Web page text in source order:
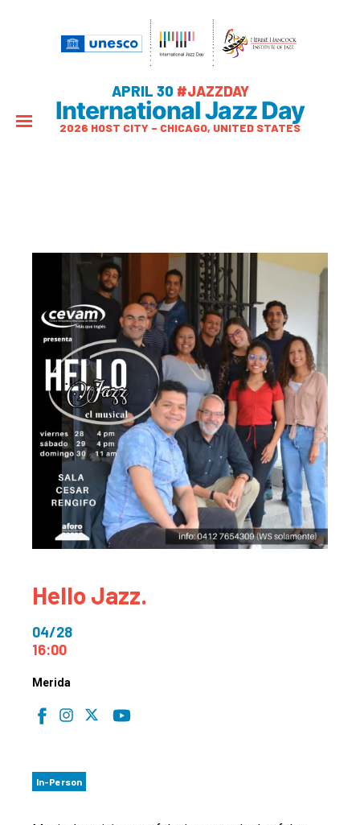
APRIL 30 #JAZZDAY
International Jazz Day
2026 HOST CITY – CHICAGO, UNITED STATES
Hello Jazz.
04/28
16:00
Merida
In-Person